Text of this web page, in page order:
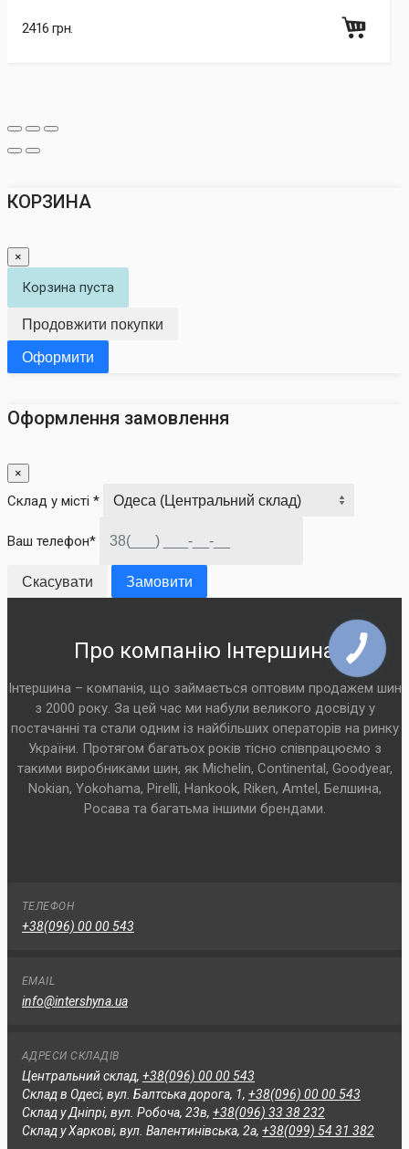
2416 грн.
КОРЗИНА
×
Корзина пуста
Продовжити покупки
Оформити
Оформлення замовлення
×
Склад у місті *
Ваш телефон*
Скасувати Замовити
Про компанію Інтершина
Інтершина – компанія, що займається оптовим продажем шин
з 2000 року. За цей час ми набули великого досвіду у
постачанні та стали одним із найбільших операторів на ринку
України. Протягом багатьох років тісно співпрацюємо з
такими виробниками шин, як Michelin, Continental, Goodyear,
Nokian, Yokohama, Pirelli, Hankook, Riken, Amtel, Белшина,
Росава та багатьма іншими брендами.
ТЕЛЕФОН
+38(096) 00 00 543
EMAIL
info@intershyna.ua
АДРЕСИ СКЛАДІВ
Центральний склад, +38(096) 00 00 543
Склад в Одесі, вул. Балтська дорога, 1, +38(096) 00 00 543
Склад у Дніпрі, вул. Робоча, 23в, +38(096) 33 38 232
Склад у Харкові, вул. Валентинівська, 2а, +38(099) 54 31 382